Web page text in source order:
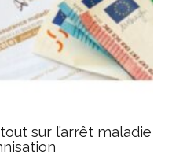
sur l’arrêt maladie